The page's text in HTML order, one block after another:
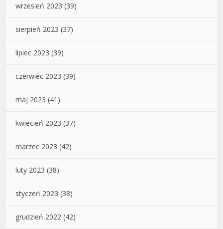
wrzesień 2023 (39)
sierpień 2023 (37)
lipiec 2023 (39)
czerwiec 2023 (39)
maj 2023 (41)
kwiecień 2023 (37)
marzec 2023 (42)
luty 2023 (38)
styczeń 2023 (38)
grudzień 2022 (42)